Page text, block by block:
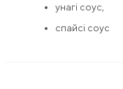
унагі соус,
спайсі соус